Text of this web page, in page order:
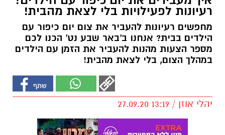
רעיונות לפעילויות בלי לצאת מהבית!
מחפשים רעיונות להעביר את צום יום כיפור עם
הילדים בבית? אנחנו ב'באר שבע נט' הכנו לכם
מספר הצעות מהנות להעביר את הזמן עם הילדים
במהלך הצום, בלי לצאת מהבית!
יהלי אוזן / 13:19 27.09.20